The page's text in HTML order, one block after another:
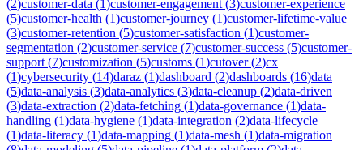
(2)customer-data (1)customer-engagement (3)customer-experience
(5)customer-health (1)customer-journey (1)customer-lifetime-value
(3)customer-retention (5)customer-satisfaction (1)customer-
segmentation (2)customer-service (7)customer-success (5)customer-
support (7)customization (5)customs (1)cutover(2)cx
(1)cybersecurity (14)daraz (1)dashboard (2)dashboards (16)data
(5)data-analysis (3)data-analytics (3)data-cleanup (2)data-driven
(3)data-extraction (2)data-fetching (1)data-governance (1)data-
handling (1)data-hygiene (1)data-integration (2)data-lifecycle
(1)data-literacy (1)data-mapping (1)data-mesh (1)data-migration